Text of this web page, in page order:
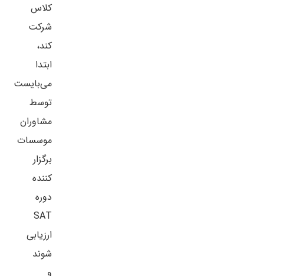
کلاس
شرکت
کند،
ابتدا
می‌بایست
توسط
مشاوران
موسسات
برگزار
کننده
دوره
SAT
ارزیابی
شوند
و